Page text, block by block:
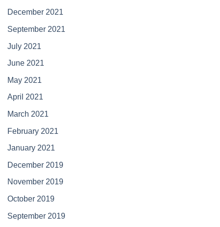
December 2021
September 2021
July 2021
June 2021
May 2021
April 2021
March 2021
February 2021
January 2021
December 2019
November 2019
October 2019
September 2019